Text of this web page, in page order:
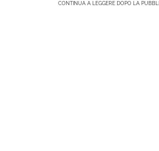
CONTINUA A LEGGERE DOPO LA